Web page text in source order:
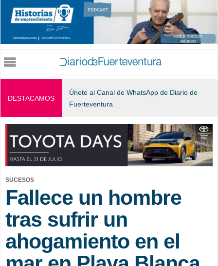
Jump to navigation
DESTACAMOS
Únete al Canal de WhatsApp de Diario de
Fuerteventura
SUCESOS
Fallece un hombre
tras sufrir un
ahogamiento en el